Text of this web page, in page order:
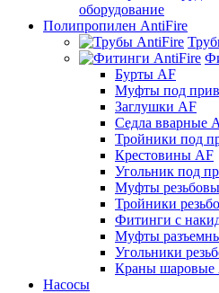
оборудование
Полипропилен AntiFire
Бурты AF
Муфты под
Заглушки AF
Седла вварные
Тройники под
Крестовины AF
Угольник под
Муфты
Тройники
Фитинги с
Муфты
Угольники
Краны шаровые
Насосы